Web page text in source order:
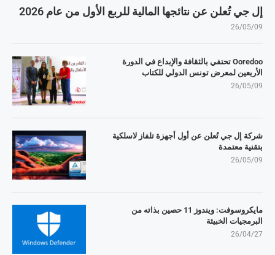
إل جي تُعلن عن نتائجها المالية للربع الأول من عام 2026
26/05/09
Ooredoo تحتفي بالثقافة والإبداع في الدورة
الأربعين لمعرض تونس الدولي للكتاب
26/05/09
شركة إل جي تُعلن عن أول أجهزة تلفاز لاسلكية
بتقنية معتمدة
26/05/09
مايكروسوفت: ويندوز 11 حصين بذاته من
البرمجيات الخبيثة
26/04/27